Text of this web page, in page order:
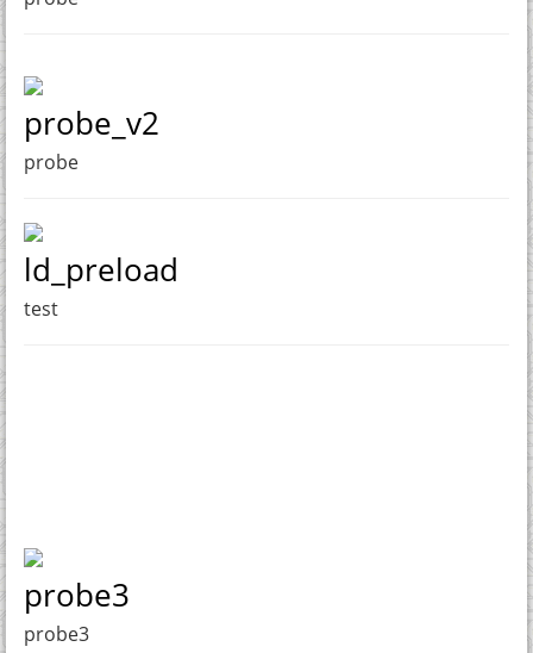
probe_v2
probe
ld_preload
test
probe3
probe3